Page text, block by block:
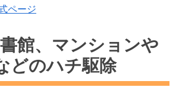
ページ
館、マンションや
どのハチ駆除